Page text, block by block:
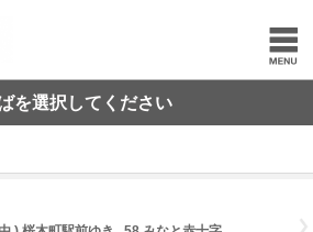
を選択してください